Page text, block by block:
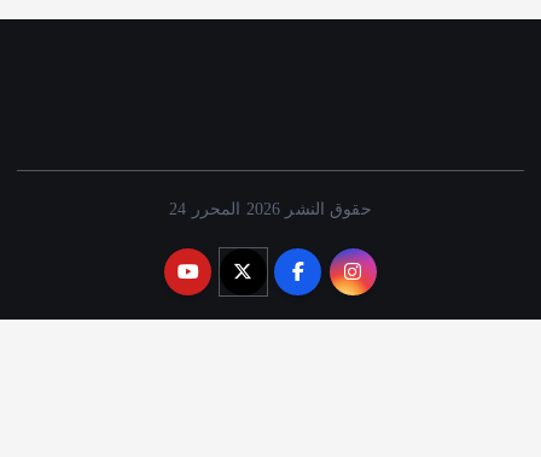
حقوق النشر 2026 المحرر 24